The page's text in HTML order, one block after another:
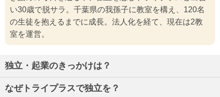
い30歳で脱サラ。千葉県の我孫子に教室を構え、120名
の生徒を抱えるまでに成長。法人化を経て、現在は2教
室を運営。
独立・起業のきっかけは？
なぜトライプラスで独立を？